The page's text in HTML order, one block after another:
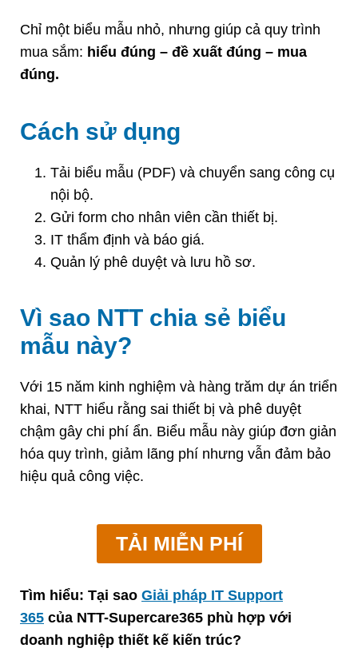
Chỉ một biểu mẫu nhỏ, nhưng giúp cả quy trình
mua sắm: hiểu đúng – đề xuất đúng – mua
đúng.
Cách sử dụng
Tải biểu mẫu (PDF) và chuyển sang công cụ
nội bộ.
Gửi form cho nhân viên cần thiết bị.
IT thẩm định và báo giá.
Quản lý phê duyệt và lưu hồ sơ.
Vì sao NTT chia sẻ biểu
mẫu này?
Với 15 năm kinh nghiệm và hàng trăm dự án triển
khai, NTT hiểu rằng sai thiết bị và phê duyệt
chậm gây chi phí ẩn. Biểu mẫu này giúp đơn giản
hóa quy trình, giảm lãng phí nhưng vẫn đảm bảo
hiệu quả công việc.
TẢI MIỄN PHÍ
Tìm hiểu: Tại sao Giải pháp IT Support
365 của NTT-Supercare365 phù hợp với
doanh nghiệp thiết kế kiến trúc?